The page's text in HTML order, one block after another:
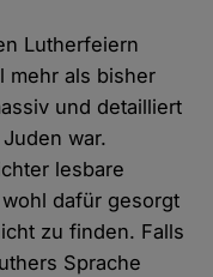
Lutherfeiern
mehr als bisher
und detailliert
war.
lesbare
dafür gesorgt
zu finden. Falls
Sprache